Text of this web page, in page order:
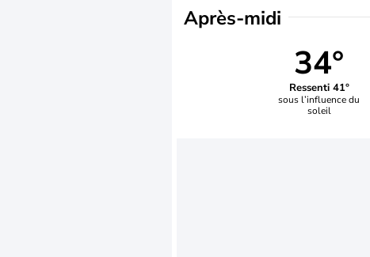
Après-midi
34°
Ressenti 41°
sous l’influence du
soleil